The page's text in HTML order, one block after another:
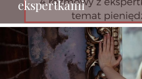
ekspertkami